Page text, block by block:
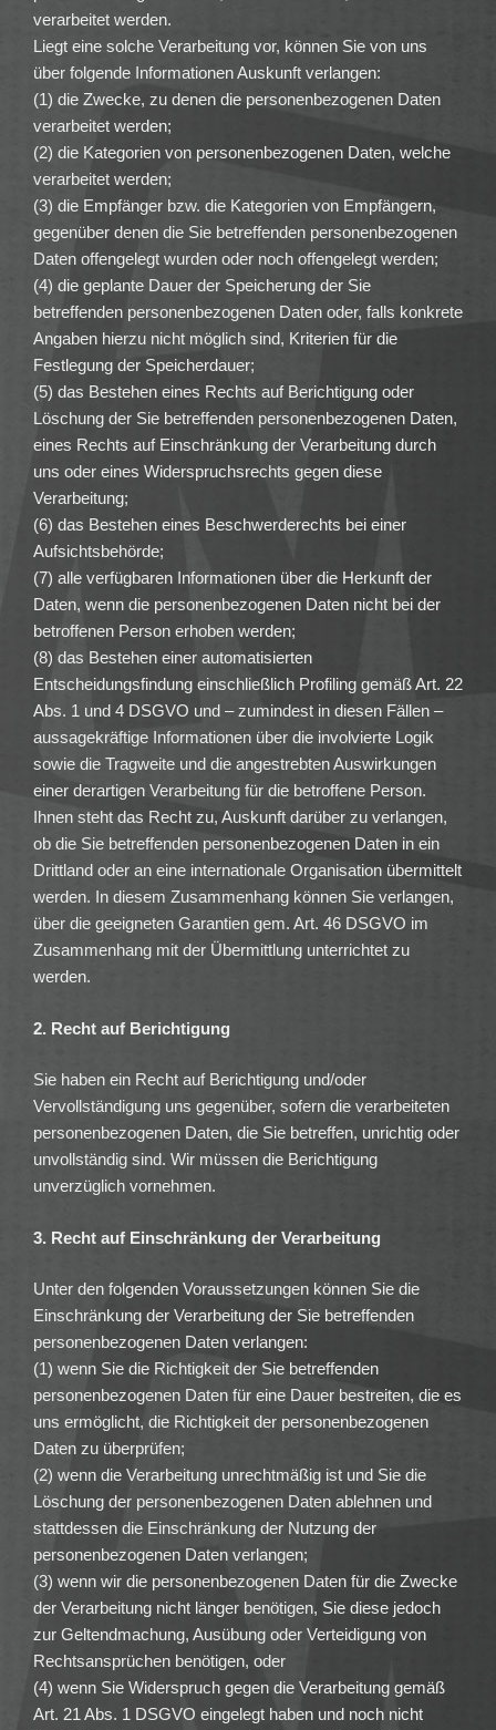
verarbeitet werden.
Liegt eine solche Verarbeitung vor, können Sie von uns
über folgende Informationen Auskunft verlangen:
(1) die Zwecke, zu denen die personenbezogenen Daten
verarbeitet werden;
(2) die Kategorien von personenbezogenen Daten, welche
verarbeitet werden;
(3) die Empfänger bzw. die Kategorien von Empfängern,
gegenüber denen die Sie betreffenden personenbezogenen
Daten offengelegt wurden oder noch offengelegt werden;
(4) die geplante Dauer der Speicherung der Sie
betreffenden personenbezogenen Daten oder, falls konkrete
Angaben hierzu nicht möglich sind, Kriterien für die
Festlegung der Speicherdauer;
(5) das Bestehen eines Rechts auf Berichtigung oder
Löschung der Sie betreffenden personenbezogenen Daten,
eines Rechts auf Einschränkung der Verarbeitung durch
uns oder eines Widerspruchsrechts gegen diese
Verarbeitung;
(6) das Bestehen eines Beschwerderechts bei einer
Aufsichtsbehörde;
(7) alle verfügbaren Informationen über die Herkunft der
Daten, wenn die personenbezogenen Daten nicht bei der
betroffenen Person erhoben werden;
(8) das Bestehen einer automatisierten
Entscheidungsfindung einschließlich Profiling gemäß Art. 22
Abs. 1 und 4 DSGVO und – zumindest in diesen Fällen –
aussagekräftige Informationen über die involvierte Logik
sowie die Tragweite und die angestrebten Auswirkungen
einer derartigen Verarbeitung für die betroffene Person.
Ihnen steht das Recht zu, Auskunft darüber zu verlangen,
ob die Sie betreffenden personenbezogenen Daten in ein
Drittland oder an eine internationale Organisation übermittelt
werden. In diesem Zusammenhang können Sie verlangen,
über die geeigneten Garantien gem. Art. 46 DSGVO im
Zusammenhang mit der Übermittlung unterrichtet zu
werden.
2. Recht auf Berichtigung
Sie haben ein Recht auf Berichtigung und/oder
Vervollständigung uns gegenüber, sofern die verarbeiteten
personenbezogenen Daten, die Sie betreffen, unrichtig oder
unvollständig sind. Wir müssen die Berichtigung
unverzüglich vornehmen.
3. Recht auf Einschränkung der Verarbeitung
Unter den folgenden Voraussetzungen können Sie die
Einschränkung der Verarbeitung der Sie betreffenden
personenbezogenen Daten verlangen:
(1) wenn Sie die Richtigkeit der Sie betreffenden
personenbezogenen Daten für eine Dauer bestreiten, die es
uns ermöglicht, die Richtigkeit der personenbezogenen
Daten zu überprüfen;
(2) wenn die Verarbeitung unrechtmäßig ist und Sie die
Löschung der personenbezogenen Daten ablehnen und
stattdessen die Einschränkung der Nutzung der
personenbezogenen Daten verlangen;
(3) wenn wir die personenbezogenen Daten für die Zwecke
der Verarbeitung nicht länger benötigen, Sie diese jedoch
zur Geltendmachung, Ausübung oder Verteidigung von
Rechtsansprüchen benötigen, oder
(4) wenn Sie Widerspruch gegen die Verarbeitung gemäß
Art. 21 Abs. 1 DSGVO eingelegt haben und noch nicht